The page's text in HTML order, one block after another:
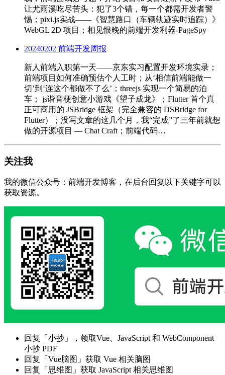
让尤雨溪吃尽苦头：犯了3个错，每一个都需开发者警
惕；pixi.js实战——《智慧路口（车辆轨迹实时追踪）》
WebGL 2D 项目；相见恨晚的前端开发利器-PageSpy
20240202 前端开发周报
新人前端入职第一天——京东实习配置开发环境实录；
前端项目如何准确预估个人工时；从‘相信前端能做一
切’到‘连这个都做不了么’；threejs 实现一个简易的泊
车； js谐音梗创意小游戏《望子成龙》；Flutter 首个真
正可商用的 JSBridge 框架（完全兼容的 DSBridge for
Flutter）；没写文章的这几个月，我“完成”了三年前就想
做的开源项目 — Chat Craft；前端代码…
关注我
我的微信公众号：前端开发博客，在后台回复以下关键字可以
获取资源。
回复「小抄」，领取Vue、JavaScript 和 WebComponent
小抄 PDF
回复「Vue脑图」获取 Vue 相关脑图
回复「思维图」获取 JavaScript 相关思维图